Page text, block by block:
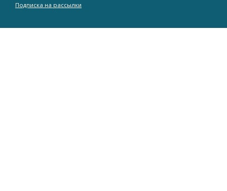
Подписка на рассылки